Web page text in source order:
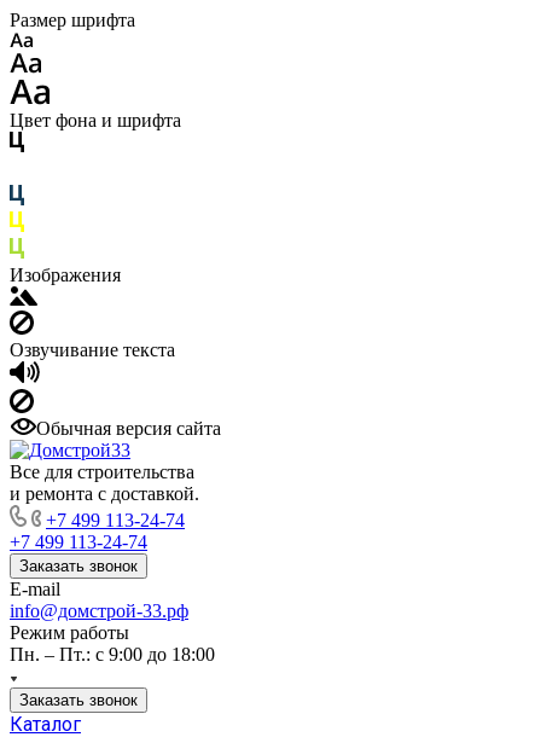
Размер шрифта
Цвет фона и шрифта
Изображения
Озвучивание текста
Обычная версия сайта
Все для строительства
и ремонта с доставкой.
+7 499 113-24-74
+7 499 113-24-74
Заказать звонок
E-mail
info@домстрой-33.рф
Режим работы
Пн. – Пт.: с 9:00 до 18:00
Заказать звонок
Каталог